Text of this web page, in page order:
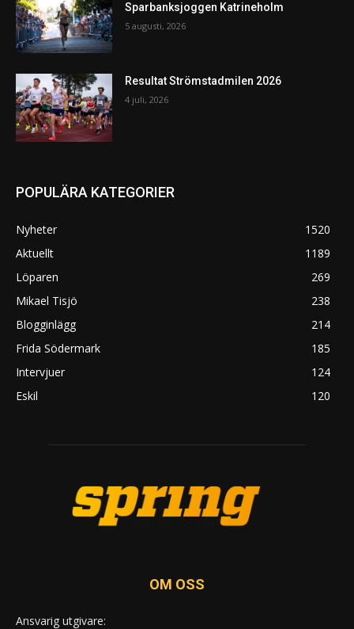
Sparbanksjoggen Katrineholm
5 augusti, 2026
Resultat Strömstadmilen 2026
4 juli, 2026
POPULÄRA KATEGORIER
Nyheter
1520
Aktuellt
1189
Löparen
269
Mikael Tisjö
238
Blogginlägg
214
Frida Södermark
185
Intervjuer
124
Eskil
120
OM OSS
Ansvarig utgivare: